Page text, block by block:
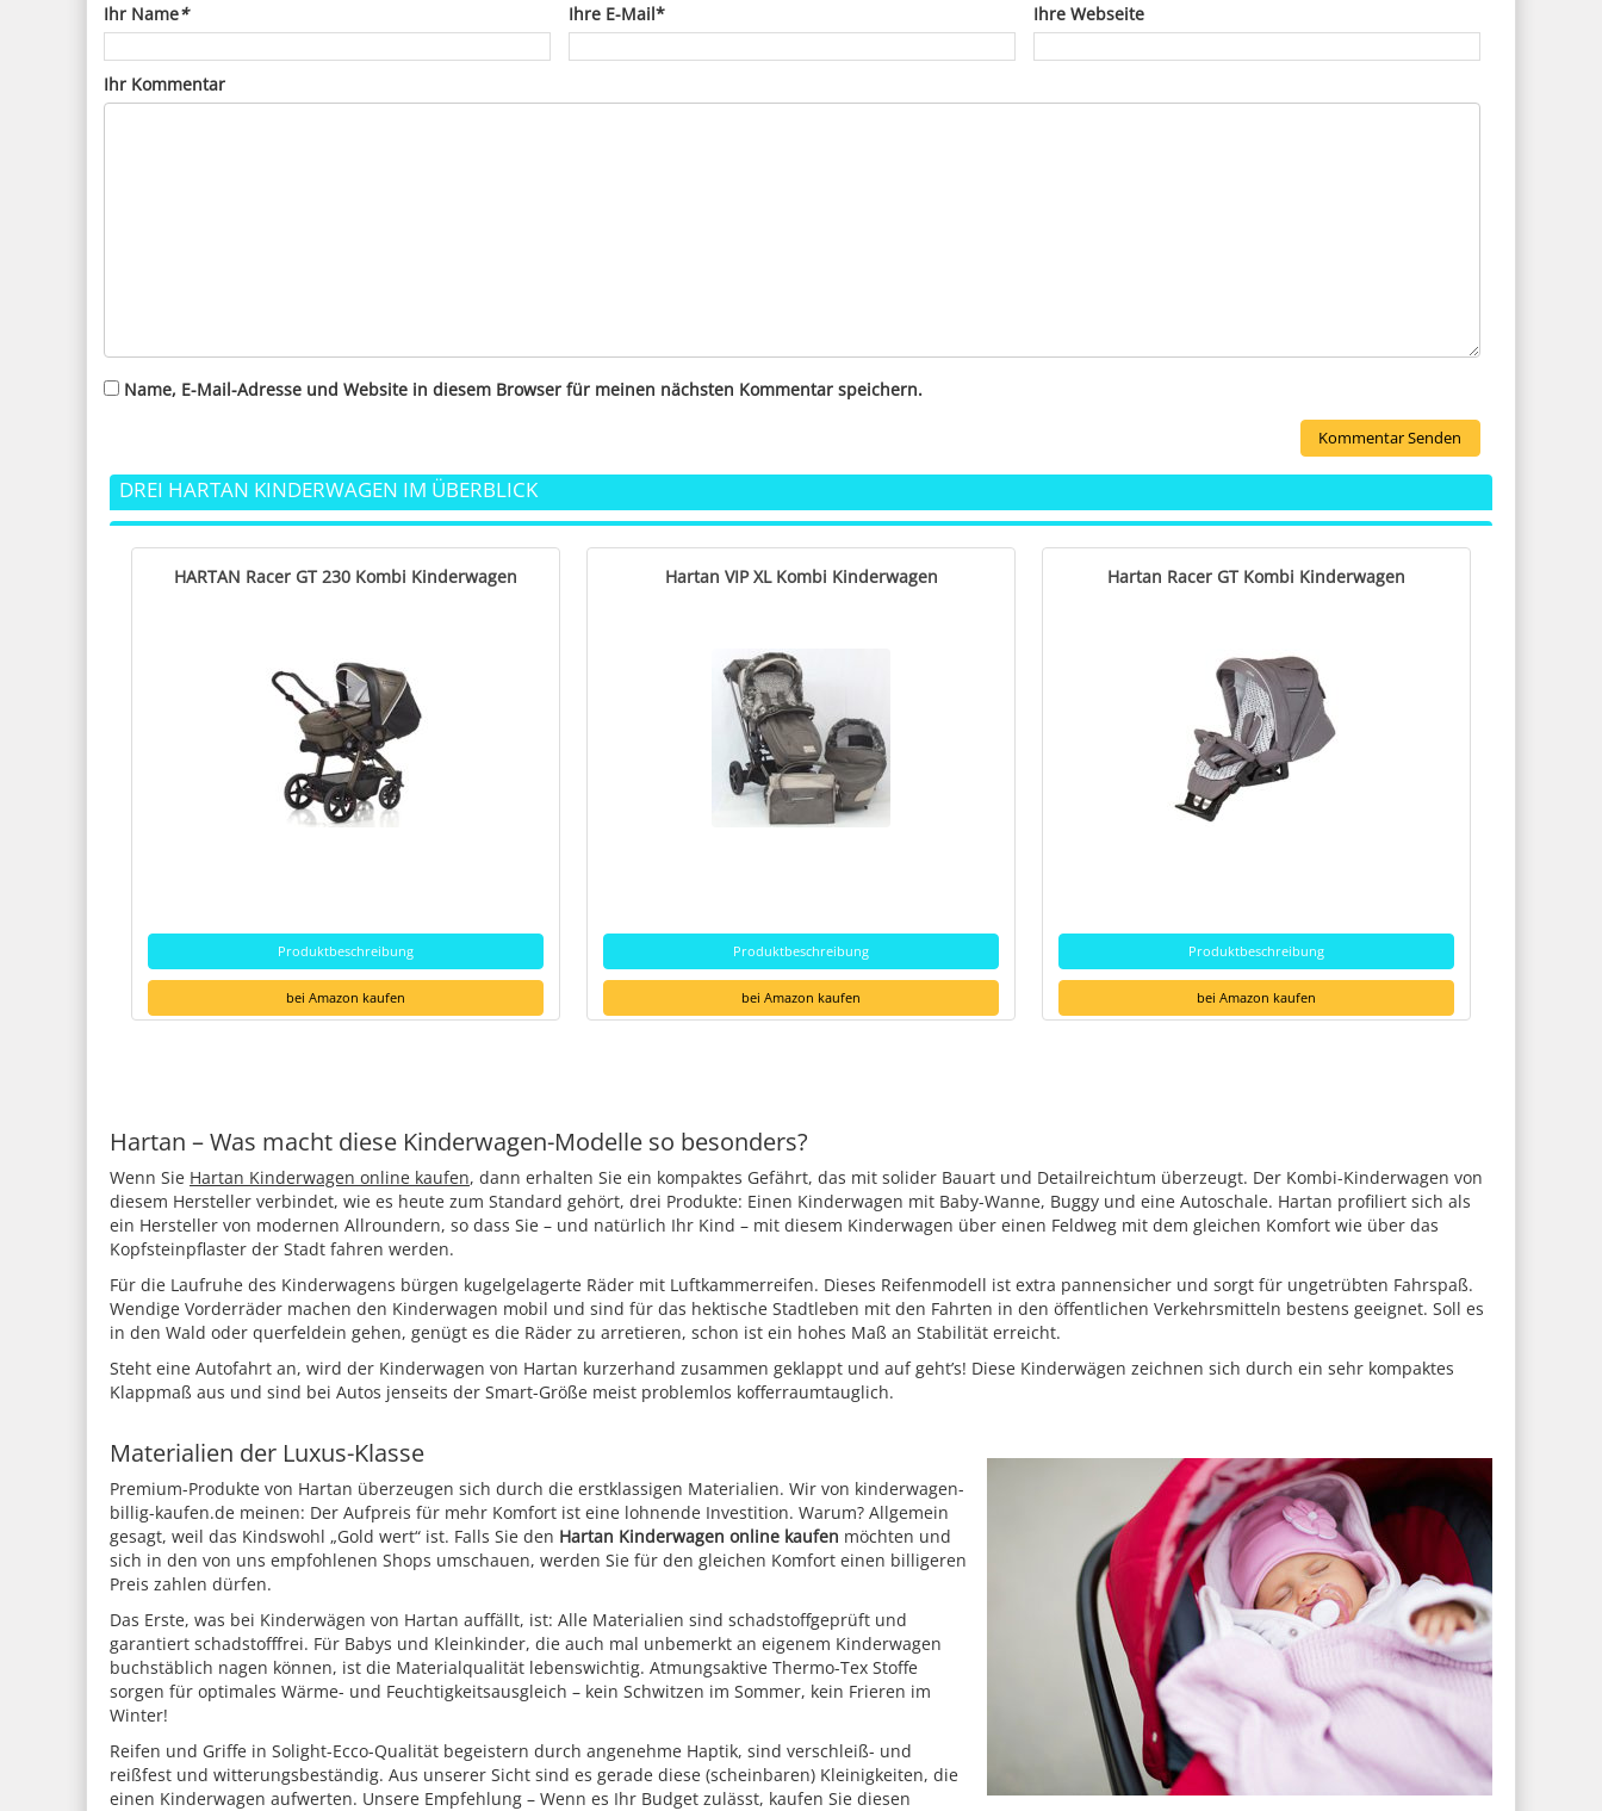
Ihr Name* Ihre E-Mail* Ihre Webseite
Ihr Kommentar
Name, E-Mail-Adresse und Website in diesem Browser für meinen nächsten Kommentar speichern.
DREI HARTAN KINDERWAGEN IM ÜBERBLICK
HARTAN Racer GT 230 Kombi Kinderwagen
Produktbeschreibung
bei Amazon kaufen
Hartan VIP XL Kombi Kinderwagen
Produktbeschreibung
bei Amazon kaufen
Hartan Racer GT Kombi Kinderwagen
Produktbeschreibung
bei Amazon kaufen
Hartan – Was macht diese Kinderwagen-Modelle so besonders?
Wenn Sie Hartan Kinderwagen online kaufen, dann erhalten Sie ein kompaktes Gefährt, das mit solider Bauart und Detailreichtum überzeugt. Der Kombi-Kinderwagen von
diesem Hersteller verbindet, wie es heute zum Standard gehört, drei Produkte: Einen Kinderwagen mit Baby-Wanne, Buggy und eine Autoschale. Hartan profiliert sich als
ein Hersteller von modernen Allroundern, so dass Sie – und natürlich Ihr Kind – mit diesem Kinderwagen über einen Feldweg mit dem gleichen Komfort wie über das
Kopfsteinpflaster der Stadt fahren werden.
Für die Laufruhe des Kinderwagens bürgen kugelgelagerte Räder mit Luftkammerreifen. Dieses Reifenmodell ist extra pannensicher und sorgt für ungetrübten Fahrspaß.
Wendige Vorderräder machen den Kinderwagen mobil und sind für das hektische Stadtleben mit den Fahrten in den öffentlichen Verkehrsmitteln bestens geeignet. Soll es
in den Wald oder querfeldein gehen, genügt es die Räder zu arretieren, schon ist ein hohes Maß an Stabilität erreicht.
Steht eine Autofahrt an, wird der Kinderwagen von Hartan kurzerhand zusammen geklappt und auf geht’s! Diese Kinderwägen zeichnen sich durch ein sehr kompaktes
Klappmaß aus und sind bei Autos jenseits der Smart-Größe meist problemlos kofferraumtauglich.
Materialien der Luxus-Klasse
Premium-Produkte von Hartan überzeugen sich durch die erstklassigen Materialien. Wir von kinderwagen-
billig-kaufen.de meinen: Der Aufpreis für mehr Komfort ist eine lohnende Investition. Warum? Allgemein
gesagt, weil das Kindswohl „Gold wert“ ist. Falls Sie den Hartan Kinderwagen online kaufen möchten und
sich in den von uns empfohlenen Shops umschauen, werden Sie für den gleichen Komfort einen billigeren
Preis zahlen dürfen.
Das Erste, was bei Kinderwägen von Hartan auffällt, ist: Alle Materialien sind schadstoffgeprüft und
garantiert schadstofffrei. Für Babys und Kleinkinder, die auch mal unbemerkt an eigenem Kinderwagen
buchstäblich nagen können, ist die Materialqualität lebenswichtig. Atmungsaktive Thermo-Tex Stoffe
sorgen für optimales Wärme- und Feuchtigkeitsausgleich – kein Schwitzen im Sommer, kein Frieren im
Winter!
Reifen und Griffe in Solight-Ecco-Qualität begeistern durch angenehme Haptik, sind verschleiß- und
reißfest und witterungsbeständig. Aus unserer Sicht sind es gerade diese (scheinbaren) Kleinigkeiten, die
einen Kinderwagen aufwerten. Unsere Empfehlung – Wenn es Ihr Budget zulässt, kaufen Sie diesen